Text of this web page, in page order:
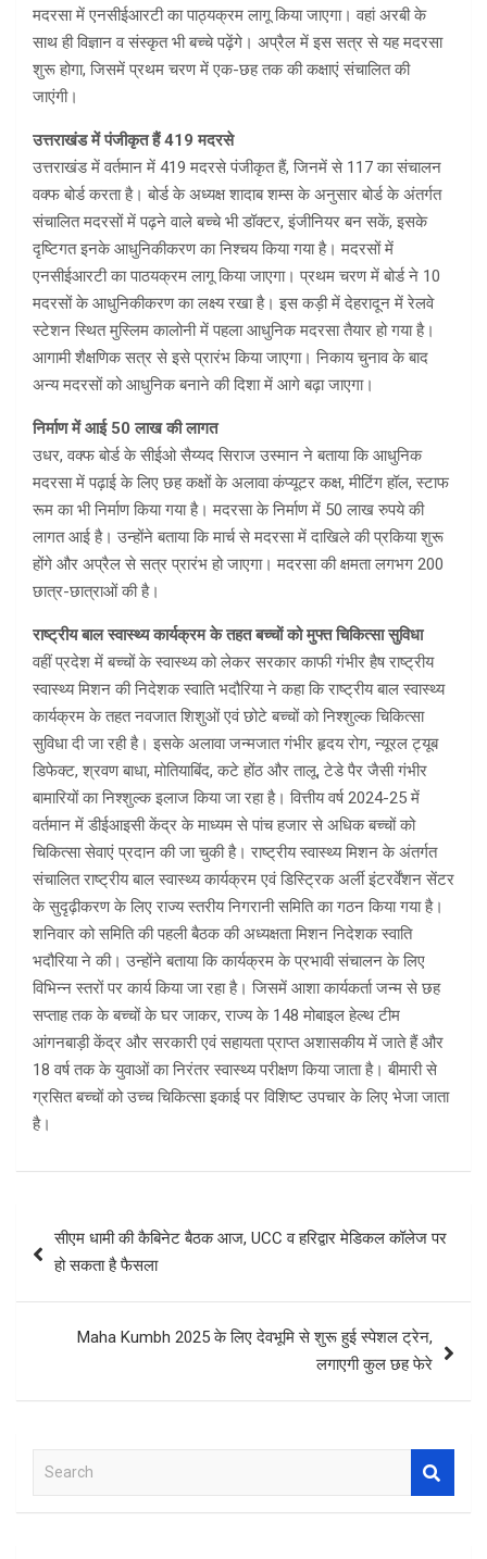
मदरसा में एनसीईआरटी का पाठ्यक्रम लागू किया जाएगा। वहां अरबी के
साथ ही विज्ञान व संस्कृत भी बच्चे पढ़ेंगे। अप्रैल में इस सत्र से यह मदरसा
शुरू होगा, जिसमें प्रथम चरण में एक-छह तक की कक्षाएं संचालित की
जाएंगी।
उत्तराखंड में पंजीकृत हैं 419 मदरसे
उत्तराखंड में वर्तमान में 419 मदरसे पंजीकृत हैं, जिनमें से 117 का संचालन
वक्फ बोर्ड करता है। बोर्ड के अध्यक्ष शादाब शम्स के अनुसार बोर्ड के अंतर्गत
संचालित मदरसों में पढ़ने वाले बच्चे भी डॉक्टर, इंजीनियर बन सकें, इसके
दृष्टिगत इनके आधुनिकीकरण का निश्चय किया गया है। मदरसों में
एनसीईआरटी का पाठयक्रम लागू किया जाएगा। प्रथम चरण में बोर्ड ने 10
मदरसों के आधुनिकीकरण का लक्ष्य रखा है। इस कड़ी में देहरादून में रेलवे
स्टेशन स्थित मुस्लिम कालोनी में पहला आधुनिक मदरसा तैयार हो गया है।
आगामी शैक्षणिक सत्र से इसे प्रारंभ किया जाएगा। निकाय चुनाव के बाद
अन्य मदरसों को आधुनिक बनाने की दिशा में आगे बढ़ा जाएगा।
निर्माण में आई 50 लाख की लागत
उधर, वक्फ बोर्ड के सीईओ सैय्यद सिराज उस्मान ने बताया कि आधुनिक
मदरसा में पढ़ाई के लिए छह कक्षों के अलावा कंप्यूटर कक्ष, मीटिंग हॉल, स्टाफ
रूम का भी निर्माण किया गया है। मदरसा के निर्माण में 50 लाख रुपये की
लागत आई है। उन्होंने बताया कि मार्च से मदरसा में दाखिले की प्रकिया शुरू
होंगे और अप्रैल से सत्र प्रारंभ हो जाएगा। मदरसा की क्षमता लगभग 200
छात्र-छात्राओं की है।
राष्ट्रीय बाल स्वास्थ्य कार्यक्रम के तहत बच्चों को मुफ्त चिकित्सा सुविधा
वहीं प्रदेश में बच्चों के स्वास्थ्य को लेकर सरकार काफी गंभीर हैष राष्ट्रीय
स्वास्थ्य मिशन की निदेशक स्वाति भदौरिया ने कहा कि राष्ट्रीय बाल स्वास्थ्य
कार्यक्रम के तहत नवजात शिशुओं एवं छोटे बच्चों को निश्शुल्क चिकित्सा
सुविधा दी जा रही है। इसके अलावा जन्मजात गंभीर हृदय रोग, न्यूरल ट्यूब
डिफेक्ट, श्रवण बाधा, मोतियाबिंद, कटे होंठ और तालू, टेडे पैर जैसी गंभीर
बामारियों का निश्शुल्क इलाज किया जा रहा है। वित्तीय वर्ष 2024-25 में
वर्तमान में डीईआइसी केंद्र के माध्यम से पांच हजार से अधिक बच्चों को
चिकित्सा सेवाएं प्रदान की जा चुकी है। राष्ट्रीय स्वास्थ्य मिशन के अंतर्गत
संचालित राष्ट्रीय बाल स्वास्थ्य कार्यक्रम एवं डिस्ट्रिक अर्ली इंटरर्वेंशन सेंटर
के सुदृढ़ीकरण के लिए राज्य स्तरीय निगरानी समिति का गठन किया गया है।
शनिवार को समिति की पहली बैठक की अध्यक्षता मिशन निदेशक स्वाति
भदौरिया ने की। उन्होंने बताया कि कार्यक्रम के प्रभावी संचालन के लिए
विभिन्न स्तरों पर कार्य किया जा रहा है। जिसमें आशा कार्यकर्ता जन्म से छह
सप्ताह तक के बच्चों के घर जाकर, राज्य के 148 मोबाइल हेल्थ टीम
आंगनबाड़ी केंद्र और सरकारी एवं सहायता प्राप्त अशासकीय में जाते हैं और
18 वर्ष तक के युवाओं का निरंतर स्वास्थ्य परीक्षण किया जाता है। बीमारी से
ग्रसित बच्चों को उच्च चिकित्सा इकाई पर विशिष्ट उपचार के लिए भेजा जाता
है।
navigation
सीएम धामी की कैबिनेट बैठक आज, UCC व हरिद्वार मेडिकल कॉलेज पर
हो सकता है फैसला
Maha Kumbh 2025 के लिए देवभूमि से शुरू हुई स्‍पेशल ट्रेन,
लगाएगी कुल छह फेरे
a